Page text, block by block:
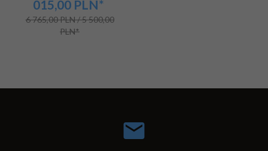
015,00 PLN*
6 765,00 PLN / 5 500,00
PLN*